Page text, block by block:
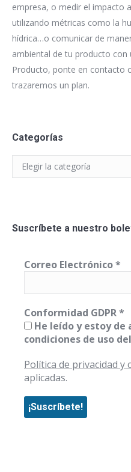
empresa, o medir el impacto
utilizando métricas como la
hídrica…o comunicar de
ambiental de tu producto con
Producto, ponte en contacto
trazaremos un plan.
Categorías
Categorías
Suscríbete a nuestro
Correo Electrónico*
Conformidad GDPR*
He leído y estoy de
condiciones de uso
Política de privacidad y
aplicadas.